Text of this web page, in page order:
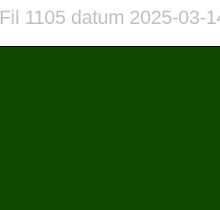
Fil 1105 datum 2025-03-